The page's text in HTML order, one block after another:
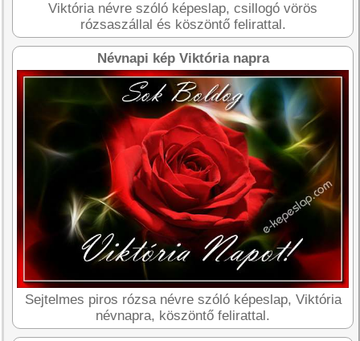
Viktória névre szóló képeslap, csillogó vörös
rózsaszállal és köszöntő felirattal.
Névnapi kép Viktória napra
Sejtelmes piros rózsa névre szóló képeslap, Viktória
névnapra, köszöntő felirattal.